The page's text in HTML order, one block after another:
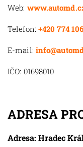
Web:
Telefon: +420 774
E-mail:
IČO: 01698010
ADRESA
Adresa: Hradec